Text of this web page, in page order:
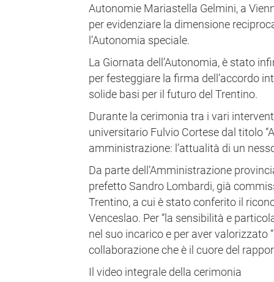
Autonomie Mariastella Gelmini, a
per evidenziare la dimensione
l’Autonomia speciale.
La Giornata dell’Autonomia, è stato
per festeggiare la firma dell’accordo
solide basi per il futuro del Trentino.
Durante la cerimonia tra i vari
universitario Fulvio Cortese dal titolo
amministrazione: l’attualità di un
Da parte dell’Amministrazione
prefetto Sandro Lombardi, già
Trentino, a cui è stato conferito il
Venceslao. Per “la sensibilità e
nel suo incarico e per aver valorizzato
collaborazione che è il cuore del
Il video integrale della cerimonia